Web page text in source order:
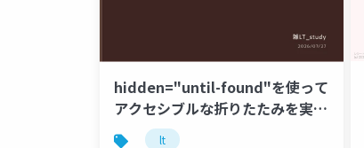
hidden="until-found"を使って
アクセシブルな折りたたみを実装
する
lt